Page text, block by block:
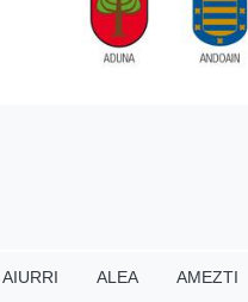
AIURRI ALEA AMEZTI